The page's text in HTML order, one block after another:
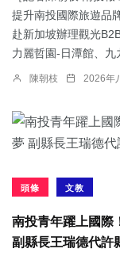
提升南投國際旅遊品
赴新加坡辦理觀光
力麗哲園-日潭館、九
陳朝枝 2026年
頭條 文教
南投青年躍上國際
副縣長王瑞德代許